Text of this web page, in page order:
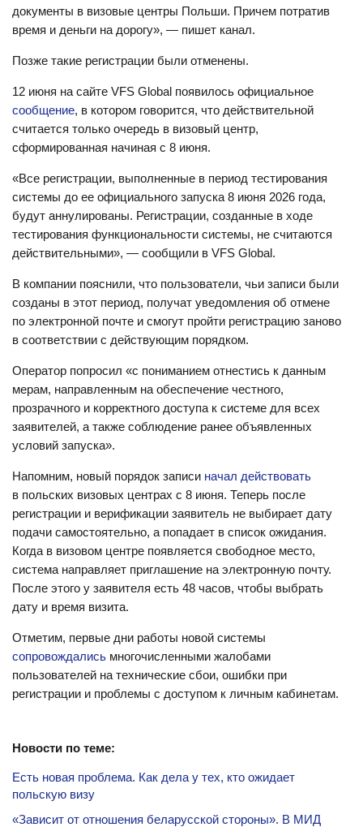
документы в визовые центры Польши. Причем потратив
время и деньги на дорогу», — пишет канал.
Позже такие регистрации были отменены.
12 июня на сайте VFS Global появилось официальное
сообщение, в котором говорится, что действительной
считается только очередь в визовый центр,
сформированная начиная с 8 июня.
«Все регистрации, выполненные в период тестирования
системы до ее официального запуска 8 июня 2026 года,
будут аннулированы. Регистрации, созданные в ходе
тестирования функциональности системы, не считаются
действительными», — сообщили в VFS Global.
В компании пояснили, что пользователи, чьи записи были
созданы в этот период, получат уведомления об отмене
по электронной почте и смогут пройти регистрацию заново
в соответствии с действующим порядком.
Оператор попросил «с пониманием отнестись к данным
мерам, направленным на обеспечение честного,
прозрачного и корректного доступа к системе для всех
заявителей, а также соблюдение ранее объявленных
условий запуска».
Напомним, новый порядок записи начал действовать
в польских визовых центрах с 8 июня. Теперь после
регистрации и верификации заявитель не выбирает дату
подачи самостоятельно, а попадает в список ожидания.
Когда в визовом центре появляется свободное место,
система направляет приглашение на электронную почту.
После этого у заявителя есть 48 часов, чтобы выбрать
дату и время визита.
Отметим, первые дни работы новой системы
сопровождались многочисленными жалобами
пользователей на технические сбои, ошибки при
регистрации и проблемы с доступом к личным кабинетам.
Новости по теме:
Есть новая проблема. Как дела у тех, кто ожидает
польскую визу
«Зависит от отношения беларусской стороны». В МИД